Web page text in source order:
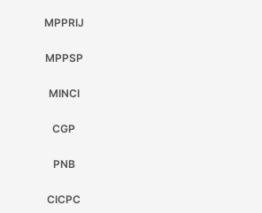
MPPRIJ
MPPSP
MINCI
CGP
PNB
CICPC